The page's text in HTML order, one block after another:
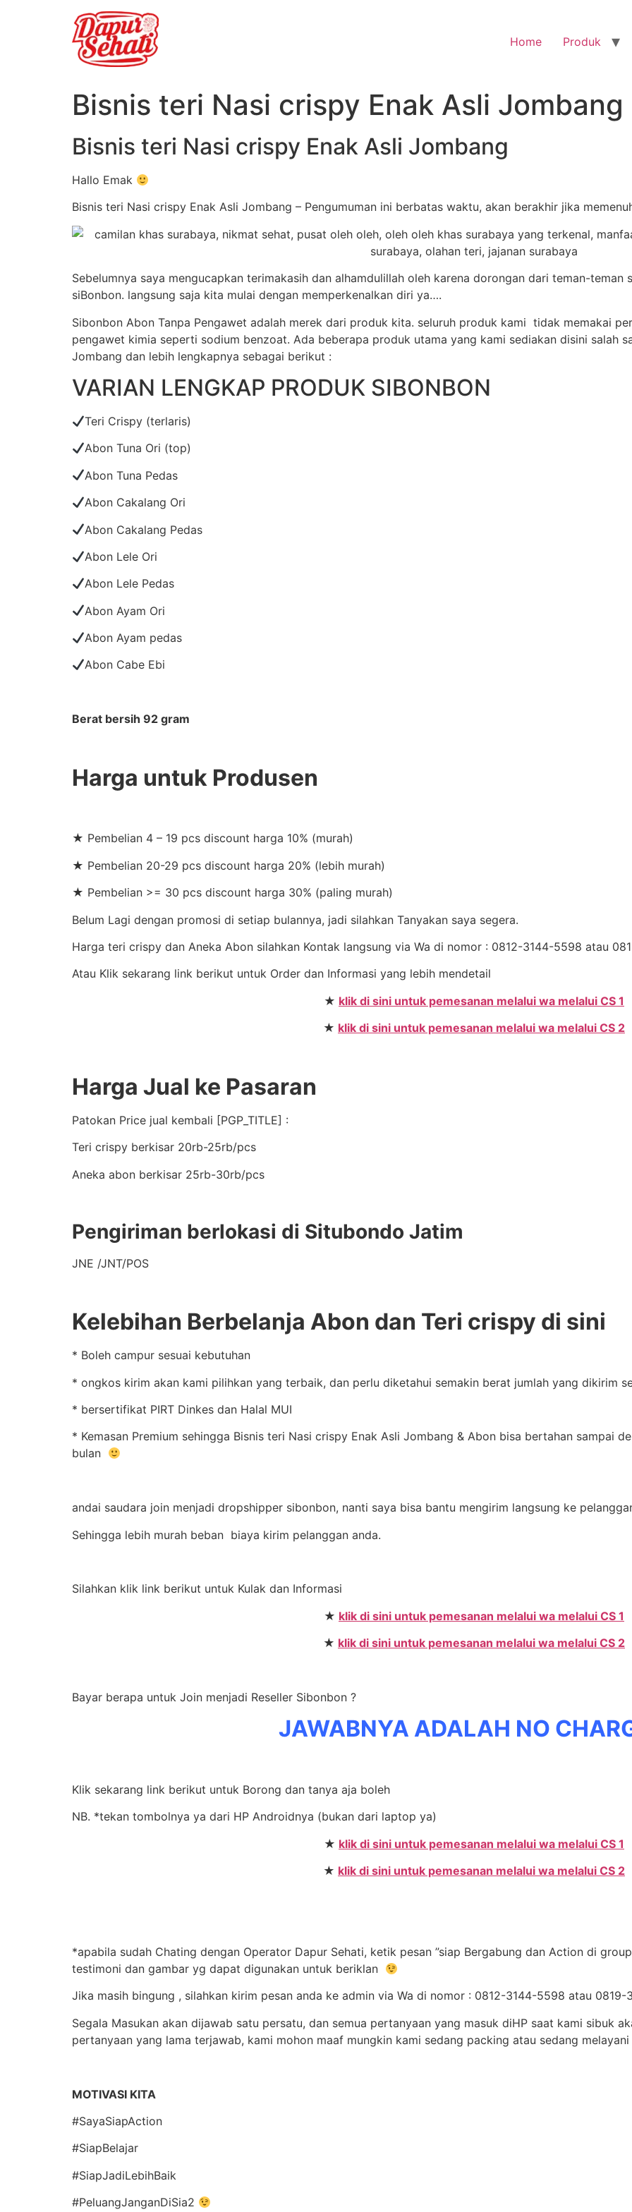
Home Produk
Bisnis teri Nasi crispy Enak Asli Jombang
Bisnis teri Nasi crispy Enak Asli Jombang
Hallo Emak
Bisnis teri Nasi crispy Enak Asli Jombang – Pengumuman ini berbatas waktu, akan berakhir jika
Sebelumnya saya mengucapkan terimakasih dan alhamdulillah oleh karena dorongan dari teman-teman
siBonbon. langsung saja kita mulai dengan memperkenalkan diri ya….
Sibonbon Abon Tanpa Pengawet adalah merek dari produk kita. seluruh produk kami tidak memakai
pengawet kimia seperti sodium benzoat. Ada beberapa produk utama yang kami sediakan disini salah
Jombang dan lebih lengkapnya sebagai berikut :
VARIAN LENGKAP PRODUK SIBONBON
Teri Crispy (terlaris)
Abon Tuna Ori (top)
Abon Tuna Pedas
Abon Cakalang Ori
Abon Cakalang Pedas
Abon Lele Ori
Abon Lele Pedas
Abon Ayam Ori
Abon Ayam pedas
Abon Cabe Ebi
Berat bersih 92 gram
Harga untuk Produsen
★ Pembelian 4 – 19 pcs discount harga 10% (murah)
★ Pembelian 20-29 pcs discount harga 20% (lebih murah)
★ Pembelian >= 30 pcs discount harga 30% (paling murah)
Belum Lagi dengan promosi di setiap bulannya, jadi silahkan Tanyakan saya segera.
Harga teri crispy dan Aneka Abon silahkan Kontak langsung via Wa di nomor : 0812-3144-5598 atau
Atau Klik sekarang link berikut untuk Order dan Informasi yang lebih mendetail
★ klik di sini untuk pemesanan melalui wa melalui CS 1
★ klik di sini untuk pemesanan melalui wa melalui CS 2
Harga Jual ke Pasaran
Patokan Price jual kembali [PGP_TITLE] :
Teri crispy berkisar 20rb-25rb/pcs
Aneka abon berkisar 25rb-30rb/pcs
Pengiriman berlokasi di Situbondo Jatim
JNE /JNT/POS
Kelebihan Berbelanja Abon dan Teri crispy di sini
* Boleh campur sesuai kebutuhan
* ongkos kirim akan kami pilihkan yang terbaik, dan perlu diketahui semakin berat jumlah yang dikirim
* bersertifikat PIRT Dinkes dan Halal MUI
* Kemasan Premium sehingga Bisnis teri Nasi crispy Enak Asli Jombang & Abon bisa bertahan sampai
bulan
andai saudara join menjadi dropshipper sibonbon, nanti saya bisa bantu mengirim langsung ke
Sehingga lebih murah beban biaya kirim pelanggan anda.
Silahkan klik link berikut untuk Kulak dan Informasi
★ klik di sini untuk pemesanan melalui wa melalui CS 1
★ klik di sini untuk pemesanan melalui wa melalui CS 2
Bayar berapa untuk Join menjadi Reseller Sibonbon ?
JAWABNYA ADALAH NO
Klik sekarang link berikut untuk Borong dan tanya aja boleh
NB. *tekan tombolnya ya dari HP Androidnya (bukan dari laptop ya)
★ klik di sini untuk pemesanan melalui wa melalui CS 1
★ klik di sini untuk pemesanan melalui wa melalui CS 2
*apabila sudah Chating dengan Operator Dapur Sehati, ketik pesan ”siap Bergabung dan Action di
testimoni dan gambar yg dapat digunakan untuk beriklan
Jika masih bingung , silahkan kirim pesan anda ke admin via Wa di nomor : 0812-3144-5598 atau
Segala Masukan akan dijawab satu persatu, dan semua pertanyaan yang masuk diHP saat kami sibuk
pertanyaan yang lama terjawab, kami mohon maaf mungkin kami sedang packing atau sedang
MOTIVASI KITA
#SayaSiapAction
#SiapBelajar
#SiapJadiLebihBaik
#PeluangJanganDiSia2